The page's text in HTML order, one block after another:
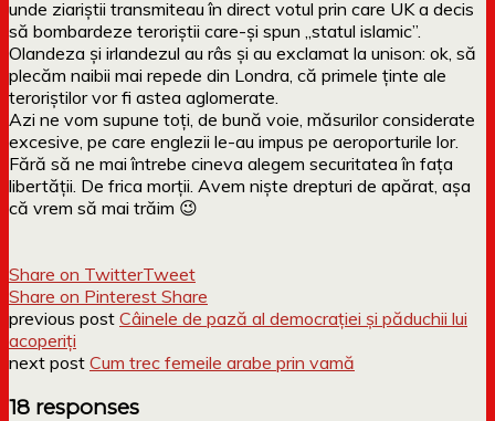
unde ziariștii transmiteau în direct votul prin care UK a decis
să bombardeze teroriștii care-și spun „statul islamic”.
Olandeza și irlandezul au râs și au exclamat la unison: ok, să
plecăm naibii mai repede din Londra, că primele ținte ale
teroriștilor vor fi astea aglomerate.
Azi ne vom supune toți, de bună voie, măsurilor considerate
excesive, pe care englezii le-au impus pe aeroporturile lor.
Fără să ne mai întrebe cineva alegem securitatea în fața
libertății. De frica morții. Avem niște drepturi de apărat, așa
că vrem să mai trăim 😉
Share on TwitterTweet
Share on Pinterest Share
previous post Câinele de pază al democrației și păduchii lui
acoperiți
next post Cum trec femeile arabe prin vamă
18 responses